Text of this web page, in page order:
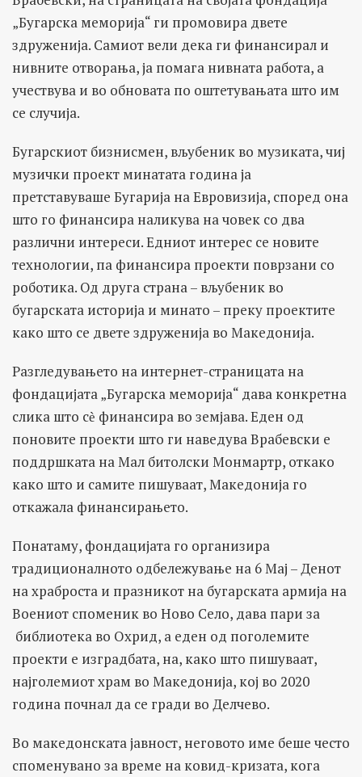
„Бугарска меморија“ ги промовира двете
здруженија. Самиот вели дека ги финансирал и
нивните отворања, ја помага нивната работа, а
учествува и во обновата по оштетувањата што им
се случија.
Бугарскиот бизнисмен, вљубеник во музиката, чиј
музички проект минатата година ја
претставуваше Бугарија на Евровизија, според она
што го финансира наликува на човек со два
различни интереси. Едниот интерес се новите
технологии, па финансира проекти поврзани со
роботика. Од друга страна – вљубеник во
бугарската историја и минато – преку проектите
како што се двете здруженија во Македонија.
Разгледувањето на интернет-страницата на
фондацијата „Бугарска меморија“ дава конкретна
слика што сѐ финансира во земјава. Еден од
поновите проекти што ги наведува Врабевски е
поддршката на Мал битолски Монмартр, откако
како што и самите пишуваат, Македонија го
откажала финансирањето.
Понатаму, фондацијата го организира
традиционалното одбележување на 6 Мај – Денот
на храброста и празникот на бугарската армија на
Воениот споменик во Ново Село, дава пари за
библиотека во Охрид, а еден од поголемите
проекти е изградбата, на, како што пишуваат,
најголемиот храм во Македонија, кој во 2020
година почнал да се гради во Делчево.
Во македонската јавност, неговото име беше често
споменувано за време на ковид-кризата, кога